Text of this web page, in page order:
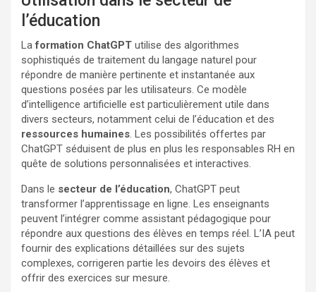
l’éducation
Laformation ChatGPT utilise des algorithmes
sophistiqués de traitement du langage naturel pour
répondre de manière pertinente et instantanée aux
questions posées par les utilisateurs. Ce modèle
d’intelligence artificielle est particulièrement utile dans
divers secteurs, notamment celui de l’éducation et des
ressources humaines. Les possibilités offertes par
ChatGPT séduisent de plus en plus les responsables RH en
quête de solutions personnalisées et interactives.
Dans le secteur de l’éducation, ChatGPT peut
transformer l’apprentissage en ligne. Les enseignants
peuvent l’intégrer comme assistant pédagogique pour
répondre aux questions des élèves en temps réel. L’IA peut
fournir des explications détaillées sur des sujets
complexes, corrigeren partie les devoirs des élèves et
offrir des exercices sur mesure.